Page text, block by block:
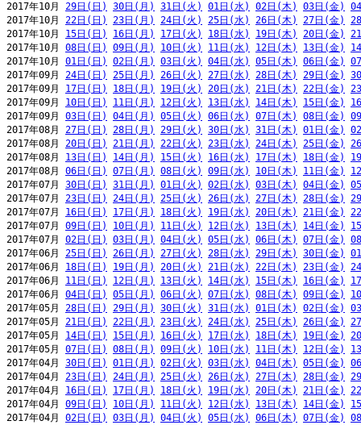
2017年10月 29日(日) 30日(月) 31日(火) 01日(水) 02日(木) 03日(金)
2017年10月 22日(日) 23日(月) 24日(火) 25日(水) 26日(木) 27日(金)
2017年10月 15日(日) 16日(月) 17日(火) 18日(水) 19日(木) 20日(金)
2017年10月 08日(日) 09日(月) 10日(火) 11日(水) 12日(木) 13日(金)
2017年10月 01日(日) 02日(月) 03日(火) 04日(水) 05日(木) 06日(金)
2017年09月 24日(日) 25日(月) 26日(火) 27日(水) 28日(木) 29日(金)
2017年09月 17日(日) 18日(月) 19日(火) 20日(水) 21日(木) 22日(金)
2017年09月 10日(日) 11日(月) 12日(火) 13日(水) 14日(木) 15日(金)
2017年09月 03日(日) 04日(月) 05日(火) 06日(水) 07日(木) 08日(金)
2017年08月 27日(日) 28日(月) 29日(火) 30日(水) 31日(木) 01日(金)
2017年08月 20日(日) 21日(月) 22日(火) 23日(水) 24日(木) 25日(金)
2017年08月 13日(日) 14日(月) 15日(火) 16日(水) 17日(木) 18日(金)
2017年08月 06日(日) 07日(月) 08日(火) 09日(水) 10日(木) 11日(金)
2017年07月 30日(日) 31日(月) 01日(火) 02日(水) 03日(木) 04日(金)
2017年07月 23日(日) 24日(月) 25日(火) 26日(水) 27日(木) 28日(金)
2017年07月 16日(日) 17日(月) 18日(火) 19日(水) 20日(木) 21日(金)
2017年07月 09日(日) 10日(月) 11日(火) 12日(水) 13日(木) 14日(金)
2017年07月 02日(日) 03日(月) 04日(火) 05日(水) 06日(木) 07日(金)
2017年06月 25日(日) 26日(月) 27日(火) 28日(水) 29日(木) 30日(金)
2017年06月 18日(日) 19日(月) 20日(火) 21日(水) 22日(木) 23日(金)
2017年06月 11日(日) 12日(月) 13日(火) 14日(水) 15日(木) 16日(金)
2017年06月 04日(日) 05日(月) 06日(火) 07日(水) 08日(木) 09日(金)
2017年05月 28日(日) 29日(月) 30日(火) 31日(水) 01日(木) 02日(金)
2017年05月 21日(日) 22日(月) 23日(火) 24日(水) 25日(木) 26日(金)
2017年05月 14日(日) 15日(月) 16日(火) 17日(水) 18日(木) 19日(金)
2017年05月 07日(日) 08日(月) 09日(火) 10日(水) 11日(木) 12日(金)
2017年04月 30日(日) 01日(月) 02日(火) 03日(水) 04日(木) 05日(金)
2017年04月 23日(日) 24日(月) 25日(火) 26日(水) 27日(木) 28日(金)
2017年04月 16日(日) 17日(月) 18日(火) 19日(水) 20日(木) 21日(金)
2017年04月 09日(日) 10日(月) 11日(火) 12日(水) 13日(木) 14日(金)
2017年04月 02日(日) 03日(月) 04日(火) 05日(水) 06日(木) 07日(金)